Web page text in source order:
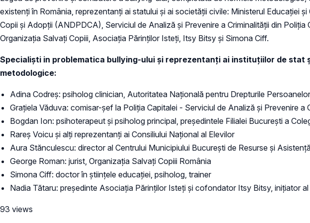
existenți în România, reprezentanți ai statului și ai societății civile: Ministerul Educației
Copii și Adopții (ANDPDCA), Serviciul de Analiză şi Prevenire a Criminalității din
Organizația Salvați Copiii, Asociația Părinților Isteți, Itsy Bitsy și Simona Ciff.
Specialiști in problematica bullying-ului și reprezentanți ai instituțiilor de
metodologice:
Adina Codreș: psiholog clinician, Autoritatea Națională pentru Drepturile
Grațiela Văduva: comisar-şef la Poliţia Capitalei - Serviciul de Analiză şi Prevenire a
Bogdan Ion: psihoterapeut și psiholog principal, președintele Filialei București a
Rareș Voicu și alți reprezentanți ai Consiliului Național al Elevilor
Aura Stănculescu: director al Centrului Municipiului București de Resurse și
George Roman: jurist, Organizația Salvați Copiii România
Simona Ciff: doctor în științele educației, psiholog, trainer
Nadia Tătaru: președinte Asociația Părinților Isteți și cofondator Itsy Bitsy, inițiator
93 views